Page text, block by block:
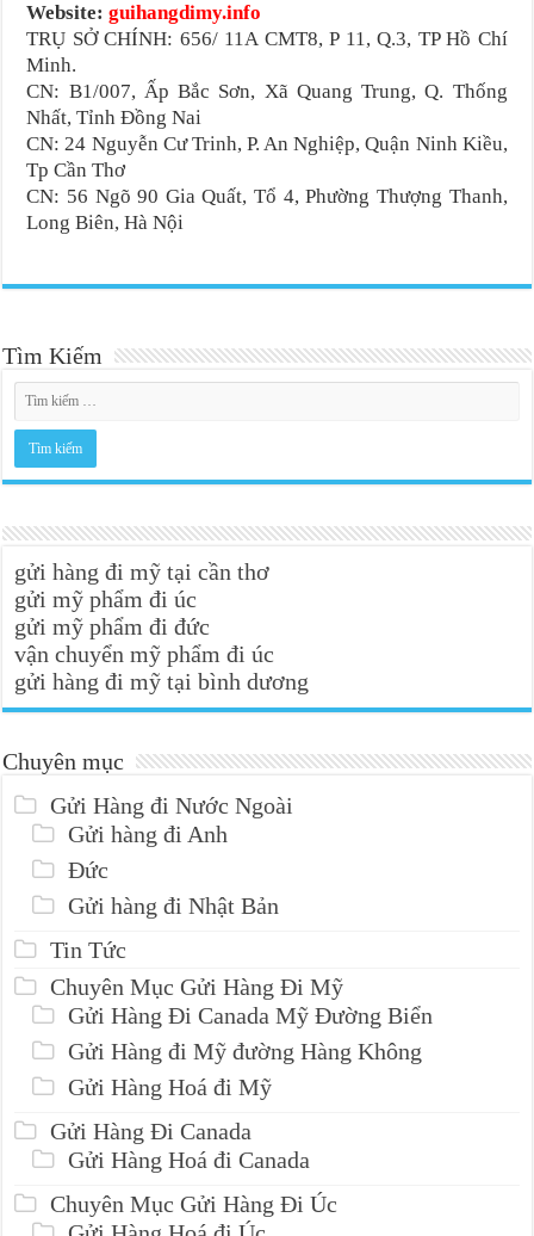
Website:guihangdimy.info
TRỤ SỞ CHÍNH: 656/ 11A CMT8, P 11, Q.3, TP Hồ Chí
Minh.
CN: B1/007, Ấp Bắc Sơn, Xã Quang Trung, Q. Thống
Nhất, Tỉnh Đồng Nai
CN: 24 Nguyễn Cư Trinh, P. An Nghiệp, Quận Ninh Kiều,
Tp Cần Thơ
CN: 56 Ngõ 90 Gia Quất, Tổ 4, Phường Thượng Thanh,
Long Biên, Hà Nội
Tìm Kiếm
gửi hàng đi mỹ tại cần thơ
gửi mỹ phẩm đi úc
gửi mỹ phẩm đi đức
vận chuyển mỹ phẩm đi úc
gửi hàng đi mỹ tại bình dương
Chuyên mục
Gửi Hàng đi Nước Ngoài
Gửi hàng đi Anh
Đức
Gửi hàng đi Nhật Bản
Tin Tức
Chuyên Mục Gửi Hàng Đi Mỹ
Gửi Hàng Đi Canada Mỹ Đường Biển
Gửi Hàng đi Mỹ đường Hàng Không
Gửi Hàng Hoá đi Mỹ
Gửi Hàng Đi Canada
Gửi Hàng Hoá đi Canada
Chuyên Mục Gửi Hàng Đi Úc